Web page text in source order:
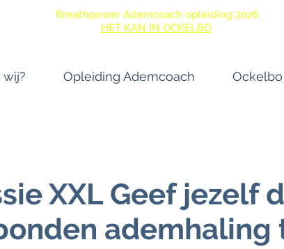
Breathpower Ademcoach opleiding 2026
HET KAN IN OCKELBO
Opleiding Ademcoach Ockelbo
XXL Geef jezelf
ademhaling